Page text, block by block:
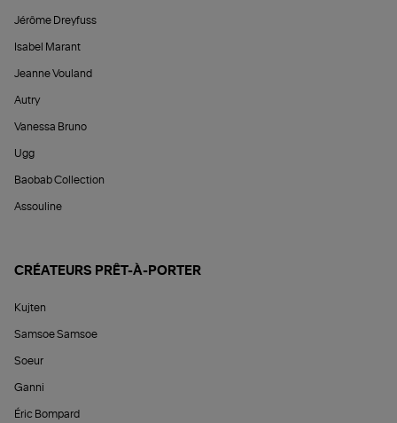
Jérôme Dreyfuss
Isabel Marant
Jeanne Vouland
Autry
Vanessa Bruno
Ugg
Baobab Collection
Assouline
CRÉATEURS PRÊT-À-PORTER
Kujten
Samsoe Samsoe
Soeur
Ganni
Éric Bompard